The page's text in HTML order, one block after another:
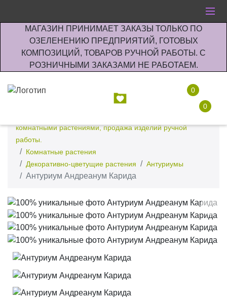
МАГАЗИН ПРИНИМАЕТ ЗАКАЗЫ ТОЛЬКО ПО
ОЗЕЛЕНЕНИЮ ПРЕДПРИЯТИЙ, ГОТОВЫХ
КОМПОЗИЦИЙ, ТОВАРОВ РУЧНОЙ РАБОТЫ. С
РОЗНИЧНЫМИ ЗАКАЗАМИ НЕ РАБОТАЕМ.
0
0
комнатными растениями, продажа изделий ручной
работы.
Комнатные растения
Декоративно-цветущие растения
Антуриумы
Антуриум Андреанум Карида